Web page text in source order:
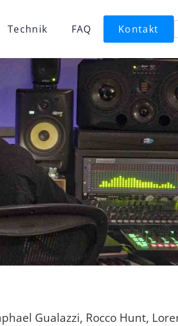
Technik FAQ Kontakt
Gualazzi, Rocco Hunt,